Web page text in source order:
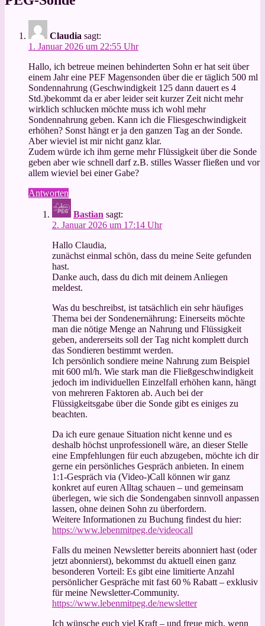
Claudia sagt:
1. Januar 2026 um 22:55 Uhr
Hallo, ich betreue meinen behinderten Sohn er hat seit über
einem Jahr eine PEF Magensonden über die er täglich 500 ml
Sondennahrung (Geschwindigkeit 125 dann dauert es 4
Std.)bekommt da er aber leider seit kurzer Zeit nicht mehr
wirklich schlucken möchte muss ich wohl mehr
Sondennahrung geben. Kann ich die Fliesgeschwindigkeit
erhöhen? Sonst hängt er ja den ganzen Tag an der Sonde.
Aber wieviel ist mir nicht ganz klar.
Zudem würde ich ihm gerne mehr Flüssigkeit über die Sonde
geben aber wie schnell darf z.B. stilles Wasser fließen und vor
allem wieviel bei einer Gabe?
Antworten
Bastian sagt:
2. Januar 2026 um 17:14 Uhr
Hallo Claudia,
zunächst einmal schön, dass du meine Seite gefunden
hast.
Danke auch, dass du dich mit deinem Anliegen
meldest.
Was du beschreibst, ist tatsächlich ein sehr häufiges
Thema bei der Sondenernährung: Einerseits möchte
man die nötige Menge an Nahrung und Flüssigkeit
geben, andererseits soll der Tag nicht komplett durch
das Sondieren bestimmt werden.
Ich persönlich sondiere meine Nahrung zum Beispiel
mit 600 ml/h. Wie stark man die Fließgeschwindigkeit
jedoch im individuellen Einzelfall erhöhen kann, hängt
von mehreren Faktoren ab. Auch bei der
Flüssigkeitsgabe über die Sonde gibt es einiges zu
beachten.
Da ich eure genaue Situation nicht kenne und es
deshalb höchst unprofessionell wäre, an dieser Stelle
eine Empfehlungen für euch abzugeben, möchte ich dir
gerne ein persönliches Gespräch anbieten. In einem
1:1-Gespräch via (Video-)Call können wir ganz
konkret auf euren Alltag schauen – und gemeinsam
überlegen, wie sich die Sondengaben sinnvoll anpassen
lassen, ohne deinen Sohn zu überfordern.
Weitere Informationen zu Buchung findest du hier:
https://www.lebenmitpeg.de/videocall
Falls du meinen Newsletter bereits abonniert hast (oder
jetzt abonnierst), bekommst du aktuell einen ganz
besonderen Vorteil: Es gibt eine limitierte Anzahl
persönlicher Gespräche mit fast 60 % Rabatt – exklusiv
für meine Newsletter-Community.
https://www.lebenmitpeg.de/newsletter
Ich wünsche euch viel Kraft – und freue mich, wenn